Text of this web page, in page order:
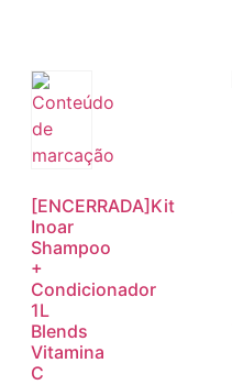
[ENCERRADA]Kit
Inoar
Shampoo
+
Condicionador
1L
Blends
Vitamina
C